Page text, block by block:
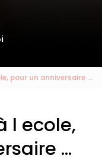
pour un anniversaire ...
l ecole,
...